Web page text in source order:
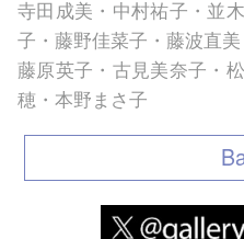
寺田成美・中村祐子・並
子・藤野佳菜子・藤波直美
藤原英子・古見美奈子・
穂・本野まさ子